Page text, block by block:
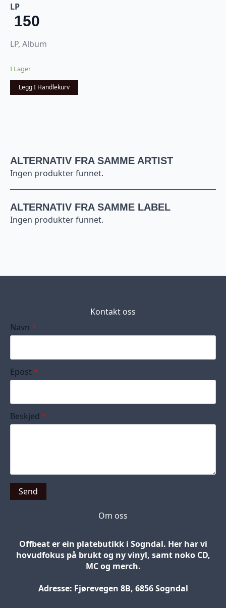
LP
150
LP, Album
I Lager
Legg I Handlekurv
ALTERNATIV FRA SAMME ARTIST
Ingen produkter funnet.
ALTERNATIV FRA SAMME LABEL
Ingen produkter funnet.
Kontakt oss
Navn *
Epost *
Beskjed *
Send
Om oss
Offbeat er ein platebutikk i Sogndal. Her har vi
hovudfokus på brukt og ny vinyl, samt noko CD,
MC og merch.
Adresse: Fjørevegen 8B, 6856 Sogndal